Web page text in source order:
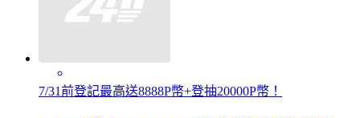
7/31前登記最高送8888P幣+登抽20000P幣！